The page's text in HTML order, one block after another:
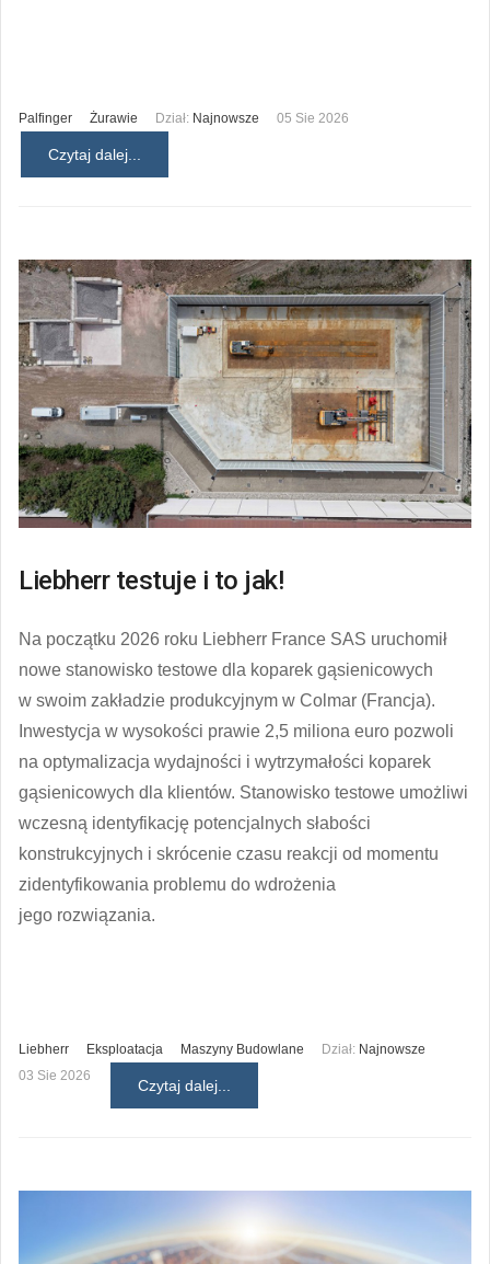
Palfinger Żurawie Dział: Najnowsze 05 Sie 2026
Czytaj dalej...
Liebherr testuje i to jak!
Na początku 2026 roku Liebherr France SAS uruchomił
nowe stanowisko testowe dla koparek gąsienicowych
w swoim zakładzie produkcyjnym w Colmar (Francja).
Inwestycja w wysokości prawie 2,5 miliona euro pozwoli
na optymalizacja wydajności i wytrzymałości koparek
gąsienicowych dla klientów. Stanowisko testowe umożliwi
wczesną identyfikację potencjalnych słabości
konstrukcyjnych i skrócenie czasu reakcji od momentu
zidentyfikowania problemu do wdrożenia
jego rozwiązania.
Liebherr Eksploatacja Maszyny Budowlane Dział: Najnowsze
03 Sie 2026
Czytaj dalej...